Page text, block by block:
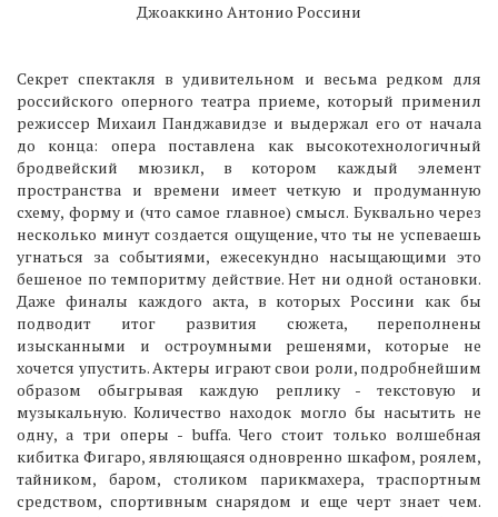
Джоаккино Антонио Россини
Секрет спектакля в удивительном и весьма редком для
российского оперного театра приеме, который применил
режиссер Михаил Панджавидзе и выдержал его от начала
до конца: опера поставлена как высокотехнологичный
бродвейский мюзикл, в котором каждый элемент
пространства и времени имеет четкую и продуманную
схему, форму и (что самое главное) смысл. Буквально через
несколько минут создается ощущение, что ты не успеваешь
угнаться за событиями, ежесекундно насыщающими это
бешеное по темпоритму действие. Нет ни одной остановки.
Даже финалы каждого акта, в которых Россини как бы
подводит итог развития сюжета, переполнены
изысканными и остроумными решенями, которые не
хочется упустить. Актеры играют свои роли, подробнейшим
образом обыгрывая каждую реплику - текстовую и
музыкальную. Количество находок могло бы насытить не
одну, а три оперы - buffa. Чего стоит только волшебная
кибитка Фигаро, являющаяся одновренно шкафом, роялем,
тайником, баром, столиком парикмахера, траспортным
средством, спортивным снарядом и еще черт знает чем.